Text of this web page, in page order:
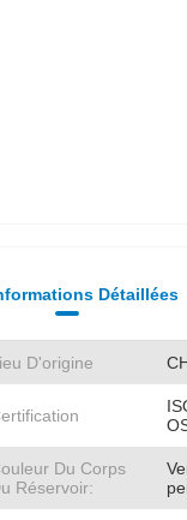
Détaillées
D'origine
Du Corps
Réservoir: